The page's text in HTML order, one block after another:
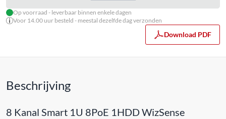
Op voorraad - leverbaar binnen enkele dagen
Voor 14.00 uur besteld - meestal dezelfde dag verzonden
Download PDF
Beschrijving
8 Kanal Smart 1U 8PoE 1HDD WizSense